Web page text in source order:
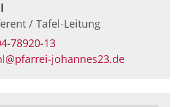
/ Tafel-Leitung
78920-13
johannes23.de